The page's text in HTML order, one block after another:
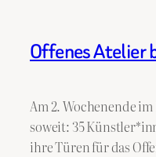
Offenes Atelier
Am 2. Wochenende
soweit: 35
ihre Türen für das